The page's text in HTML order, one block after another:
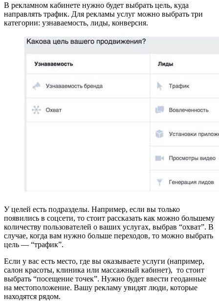
В рекламном кабинете нужно будет выбрать цель, куда
направлять трафик. Для рекламы услуг можно выбрать три
категории: узнаваемость, лиды, конверсия.
У целей есть подразделы. Например, если вы только
появились в соцсети, то стоит рассказать как можно большему
количеству пользователей о ваших услугах, выбрав “охват”. В
случае, когда вам нужно больше переходов, то можно выбрать
цель — “трафик”.
Если у вас есть место, где вы оказываете услуги (например,
салон красоты, клиника или массажный кабинет), то стоит
выбрать “посещение точек”. Нужно будет ввести геоданные
на местоположение. Вашу рекламу увидят люди, которые
находятся рядом.